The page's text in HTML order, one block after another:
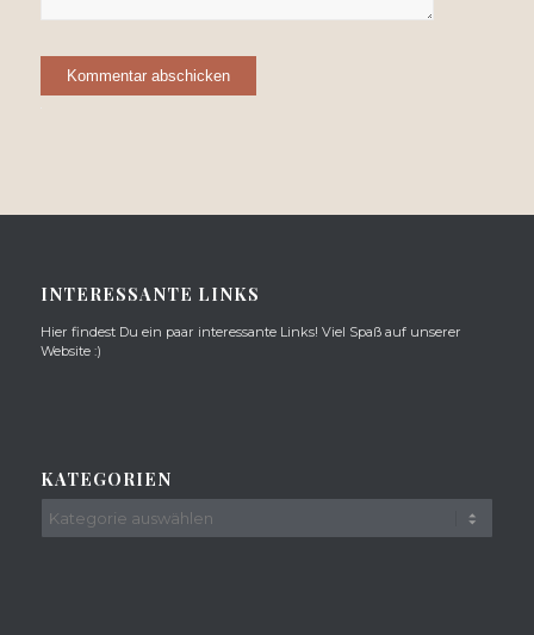
INTERESSANTE LINKS
Hier findest Du ein paar interessante Links! Viel Spaß auf unserer
Website :)
KATEGORIEN